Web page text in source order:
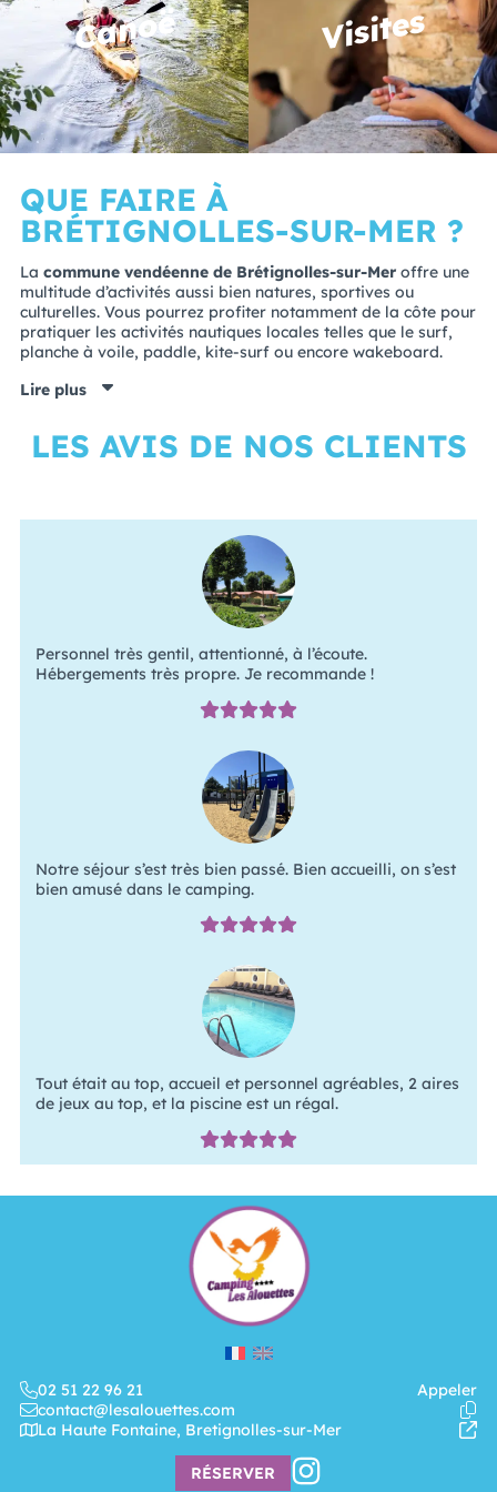
Canoë Visites
QUE FAIRE À
BRÉTIGNOLLES-SUR-MER ?
La commune vendéenne de Brétignolles-sur-Meroffre une
multitude d’activités aussi bien natures, sportives ou
culturelles. Vous pourrez profiter notamment de la côte pour
pratiquer les activités nautiques locales telles que le surf,
planche à voile, paddle, kite-surf ou encore wakeboard.
Lire plus
LES AVIS DE NOS CLIENTS
Personnel très gentil, attentionné, à l’écoute.
Hébergements très propre. Je recommande !
Notre séjour s’est très bien passé. Bien accueilli, on s’est
bien amusé dans le camping.
Tout était au top, accueil et personnel agréables, 2 aires
de jeux au top, et la piscine est un régal.
02 51 22 96 21
Appeler
contact@lesalouettes.com
La Haute Fontaine, Bretignolles-sur-Mer
RÉSERVER